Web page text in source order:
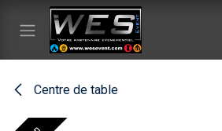
Se rendre au contenu
Centre de table